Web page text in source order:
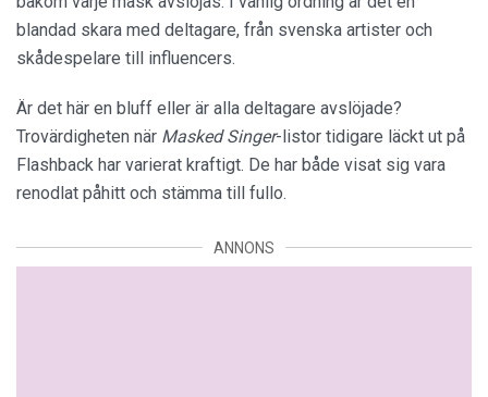
blandad skara med deltagare, från svenska artister och
skådespelare till influencers.
Är det här en bluff eller är alla deltagare avslöjade?
Trovärdigheten när Masked Singer-listor tidigare läckt ut på
Flashback har varierat kraftigt. De har både visat sig vara
renodlat påhitt och stämma till fullo.
ANNONS